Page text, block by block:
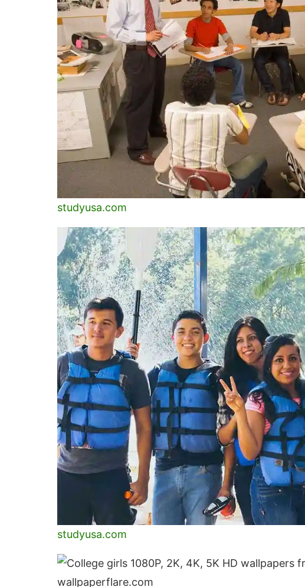
studyusa.com
studyusa.com
wallpaperflare.com